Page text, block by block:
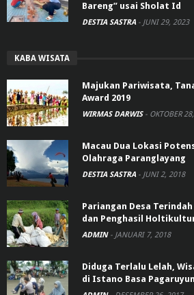
Bareng” usai Sholat Id
DESTIA SASTRA - JUNI 29, 2023
KABA WISATA
Majukan Pariwisata,
Award 2019
WIRMAS DARWIS - OKTOBER
Macau Dua Lokasi
Olahraga Paranglayang
DESTIA SASTRA - JUNI 2, 2018
Pariangan Desa
dan Penghasil
ADMIN - JANUARI 7, 2018
Diduga Terlalu Lelah,
di Istano Basa